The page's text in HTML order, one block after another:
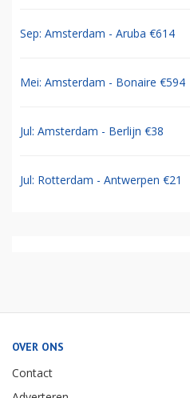
Sep: Amsterdam - Aruba €614
Mei: Amsterdam - Bonaire €594
Jul: Amsterdam - Berlijn €38
Jul: Rotterdam - Antwerpen €21
OVER ONS
Contact